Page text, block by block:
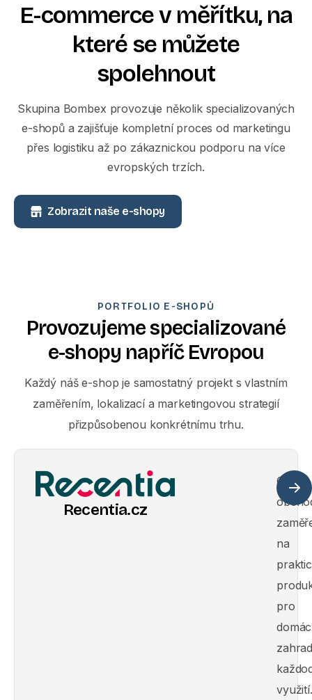
E-commercev měřítku, na
které se můžete
spolehnout
Skupina Bombex provozuje několik specializovaných
e-shopů a zajišťuje kompletní proces od marketingu
přes logistiku až po zákaznickou podporu na více
evropských trzích.
Zobrazit naše e-shopy
PORTFOLIO E-SHOPŮ
Provozujemespecializované
e-shopy napříč Evropou
Každý náš e-shop je samostatný projekt s vlastním
zaměřením, lokalizací a marketingovou strategií
přizpůsobenou konkrétnímu trhu.
Recentia.cz
Online
na
pro
využití.